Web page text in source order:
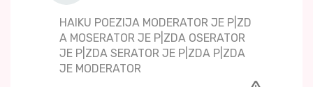
HAIKU POEZIJA MODERATOR JE P|ZD
A MOSERATOR JE P|ZDA OSERATOR
JE P|ZDA SERATOR JE P|ZDA P|ZDA
JE MODERATOR